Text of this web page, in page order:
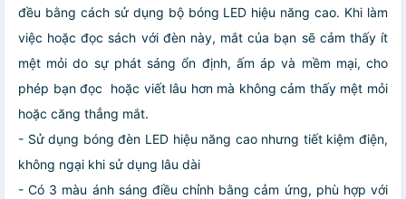
đều bằng cách sử dụng bộ bóng LED hiệu năng cao. Khi làm
việc hoặc đọc sách với đèn này, mắt của bạn sẽ cảm thấy ít
mệt mỏi do sự phát sáng ổn định, ấm áp và mềm mại, cho
phép bạn đọc hoặc viết lâu hơn mà không cảm thấy mệt mỏi
hoặc căng thẳng mắt.
- Sử dụng bóng đèn LED hiệu năng cao nhưng tiết kiệm điện,
không ngại khi sử dụng lâu dài
- Có 3 màu ánh sáng điều chỉnh bằng cảm ứng, phù hợp với